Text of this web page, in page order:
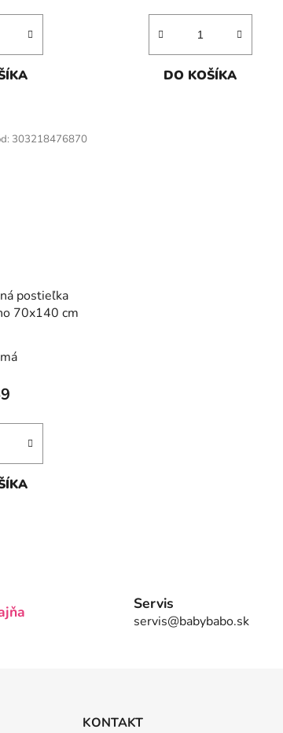
DO KOŠÍKA
postieľka
70x140 cm
303218476870
d
a
Servis
servis@babybabo.sk
KONTAKT